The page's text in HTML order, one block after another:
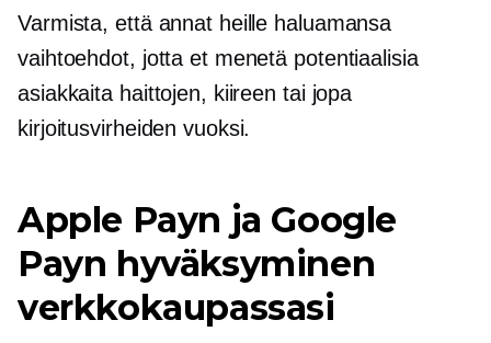
Varmista, että annat heille haluamansa
vaihtoehdot, jotta et menetä potentiaalisia
asiakkaita haittojen, kiireen tai jopa
kirjoitusvirheiden vuoksi.
Apple Payn ja Google
Payn hyväksyminen
verkkokaupassasi